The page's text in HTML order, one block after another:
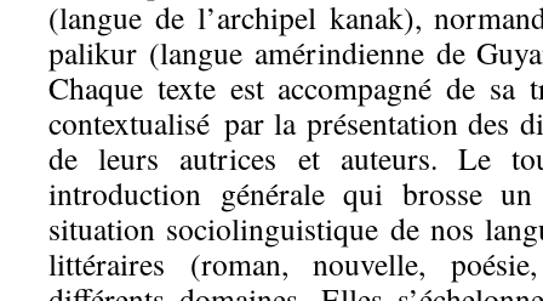
(langue de l’archipel kanak),
palikur (langue amérindienne de
Chaque texte est accompagné de sa
contextualisé par la présentation des
de leurs autrices et auteurs. Le
introduction générale qui brosse
situation sociolinguistique de nos
littéraires (roman, nouvelle,